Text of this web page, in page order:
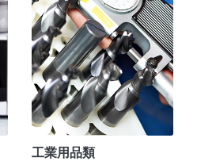
工業用品類